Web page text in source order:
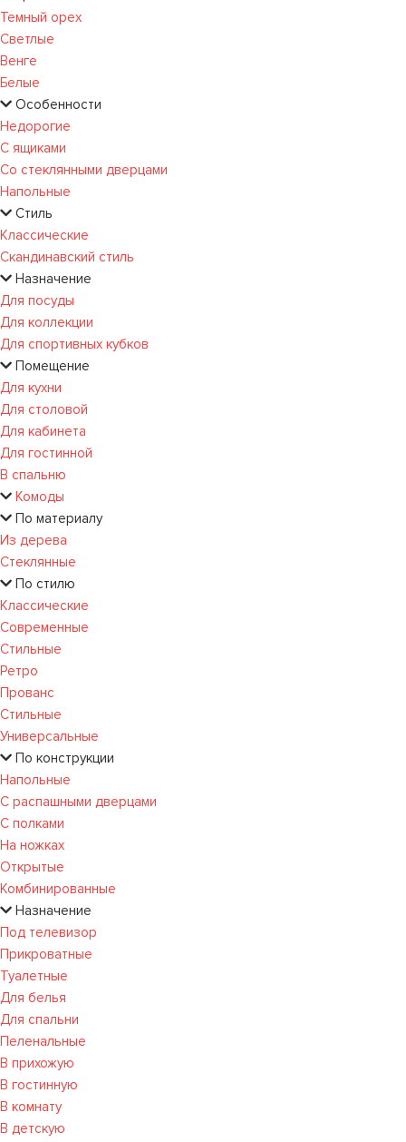
Темный орех
Светлые
Венге
Белые
Особенности
Недорогие
С ящиками
Со стеклянными дверцами
Напольные
Стиль
Классические
Скандинавский стиль
Назначение
Для посуды
Для коллекции
Для спортивных кубков
Помещение
Для кухни
Для столовой
Для кабинета
Для гостинной
В спальню
Комоды
По материалу
Из дерева
Стеклянные
По стилю
Классические
Современные
Стильные
Ретро
Прованс
Стильные
Универсальные
По конструкции
Напольные
С распашными дверцами
С полками
На ножках
Открытые
Комбинированные
Назначение
Под телевизор
Прикроватные
Туалетные
Для белья
Для спальни
Пеленальные
В прихожую
В гостинную
В комнату
В детскую